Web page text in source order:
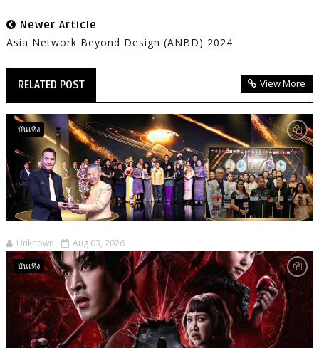
Newer Article
Asia Network Beyond Design (ANBD) 2024
RELATED POST View More
บันเทิง
Unknown Aug 03, 2026
บันเทิง